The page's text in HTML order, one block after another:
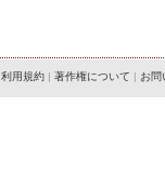
利用規約 | 著作権について | お問